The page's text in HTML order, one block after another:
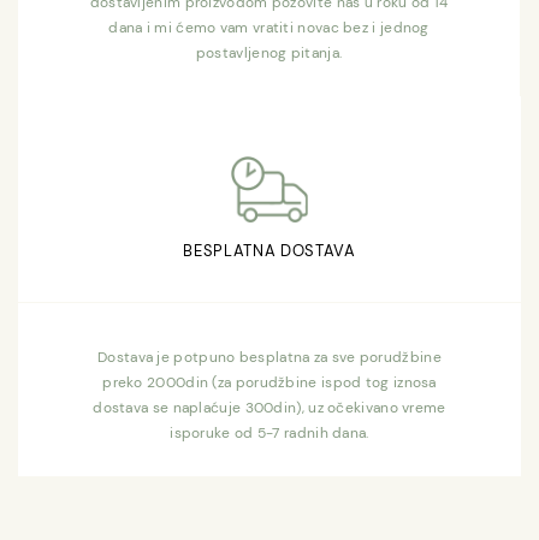
dana i mi ćemo vam vratiti novac bez i jednog
postavljenog pitanja.
BESPLATNA DOSTAVA
Dostava je potpuno besplatna za sve porudžbine
preko 2000din (za porudžbine ispod tog iznosa
dostava se naplaćuje 300din), uz očekivano vreme
isporuke od 5-7 radnih dana.